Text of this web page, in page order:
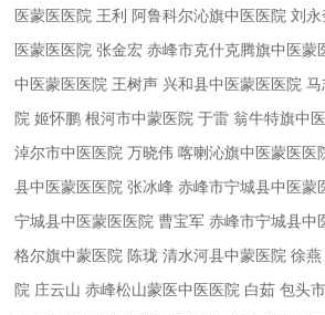
医蒙医医院 王利 阿鲁科尔沁旗中医医院 刘永
医蒙医医院 张金宏 赤峰市克什克腾旗中医蒙
中医蒙医医院 王树声 兴和县中医蒙医医院 马
院 姬怀鹏 根河市中蒙医院 于雷 翁牛特旗中
淖尔市中医医院 万晓伟 喀喇沁旗中医蒙医医
县中医蒙医医院 张冰峰 赤峰市宁城县中医蒙
宁城县中医蒙医医院 曹宝军 赤峰市宁城县中
格尔旗中蒙医院 陈珑 清水河县中蒙医院 徐燕
院 庄云山 赤峰松山蒙医中医医院 白茹 包头